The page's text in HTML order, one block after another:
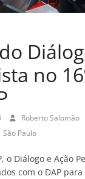
no
Roberto Salomão
São Paulo
o Diálogo e Ação
com o DAP